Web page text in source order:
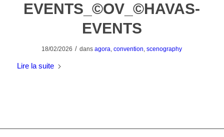
EVENTS_©OV_©HAVAS-
EVENTS
18/02/2026 / dansagora,convention,scenography
Lire la suite